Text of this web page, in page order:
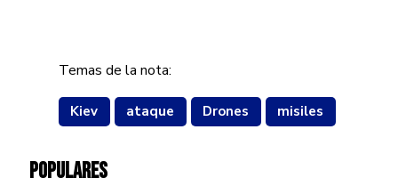
Temas de la nota:
Kiev ataque Drones misiles
POPULARES